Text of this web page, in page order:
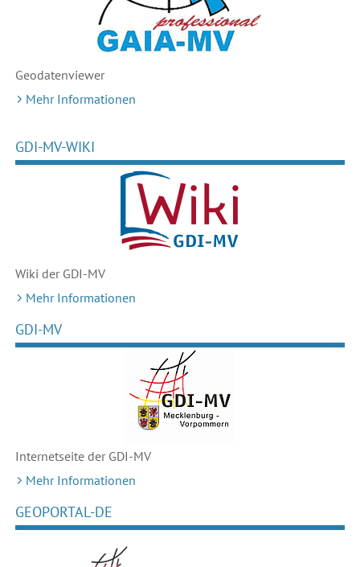
Geodatenviewer
Mehr Informationen
GDI-MV-WIKI
Wiki der GDI-MV
Mehr Informationen
GDI-MV
Internetseite der GDI-MV
Mehr Informationen
GEOPORTAL-DE